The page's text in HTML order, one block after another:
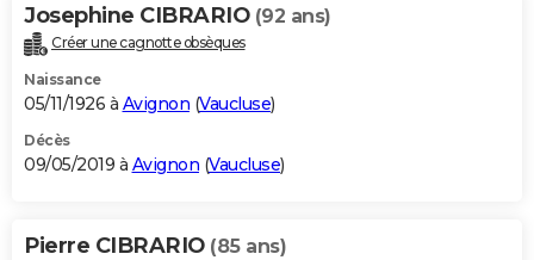
Josephine CIBRARIO (92 ans)
Créer une cagnotte obsèques
Naissance
05/11/1926 à Avignon (Vaucluse)
Décès
09/05/2019 à Avignon (Vaucluse)
Pierre CIBRARIO (85 ans)